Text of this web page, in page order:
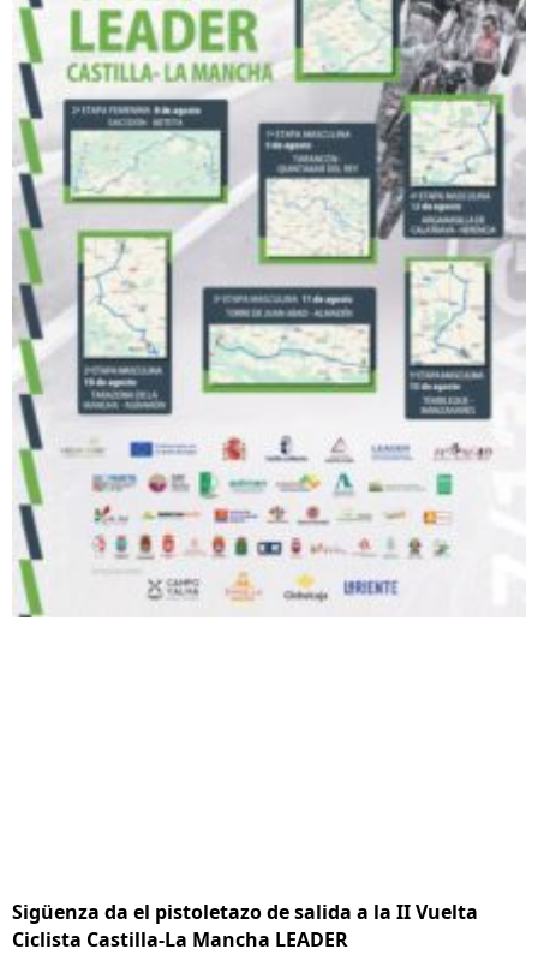
Sigüenza da el pistoletazo de salida a la II Vuelta
Ciclista Castilla-La Mancha LEADER